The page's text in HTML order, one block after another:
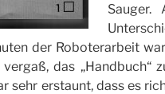
der Roboterarbeit
das „Handbuch“
sehr erstaunt, dass es